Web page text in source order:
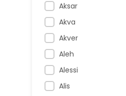
Aksar
Akva
Akver
Aleh
Alessi
Alis